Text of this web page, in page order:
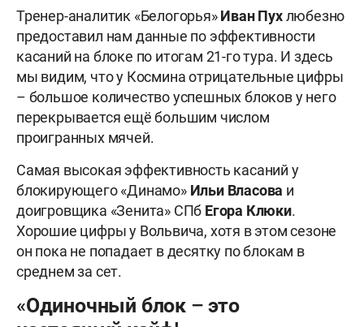
Тренер-аналитик «Белогорья»Иван Пухлюбезно
предоставил нам данные по эффективности
касаний на блоке по итогам 21-го тура. И здесь
мы видим, что у Космина отрицательные цифры
– большое количество успешных блоков у него
перекрывается ещё большим числом
проигранных мячей.
Самая высокая эффективность касаний у
блокирующего «Динамо» Ильи Власова и
доигровщика «Зенита» СПб Егора Клюки.
Хорошие цифры у Вольвича, хотя в этом сезоне
он пока не попадает в десятку по блокам в
среднем за сет.
«Одиночный блок – это